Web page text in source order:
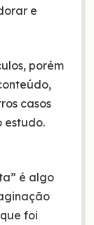
e
porém
casos
estudo.
é algo
foi